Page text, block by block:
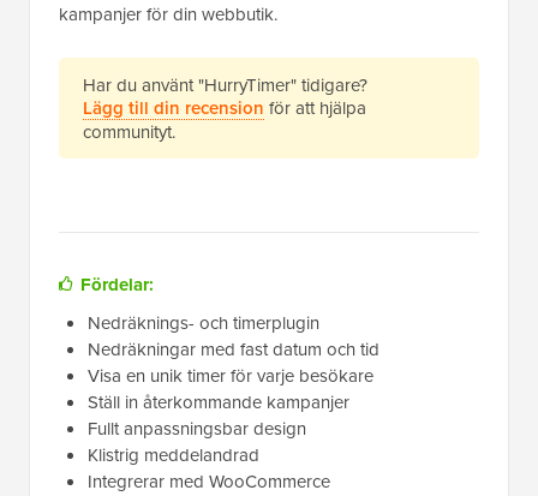
kampanjer för din webbutik.
Har du använt "HurryTimer" tidigare?
Lägg till din recension för att hjälpa
communityt.
Fördelar:
Nedräknings- och timerplugin
Nedräkningar med fast datum och tid
Visa en unik timer för varje besökare
Ställ in återkommande kampanjer
Fullt anpassningsbar design
Klistrig meddelandrad
Integrerar med WooCommerce